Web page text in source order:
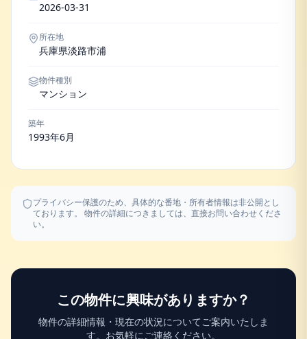
2026-03-31
所在地
兵庫県淡路市浦
物件種別
マンション
築年
1993年6月
プライバシー保護のため、具体的な番地・所有者情報は非公開とし
ております。 物件の詳細につきましては、直接お問い合わせくださ
い。
この物件に興味がありますか？
物件の詳細情報・現在の状況についてご案内いたしま
す。お気軽にご連絡ください。